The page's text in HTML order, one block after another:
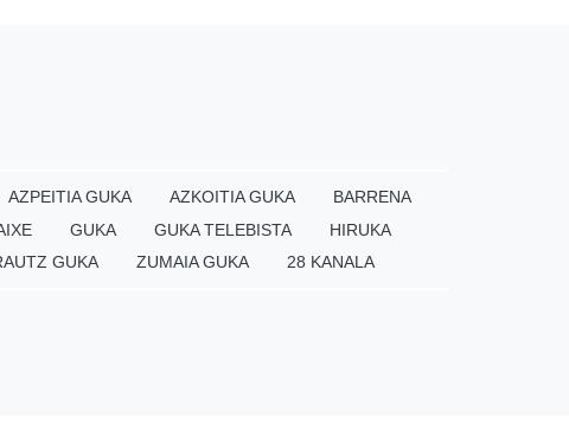
AZPEITIA GUKA AZKOITIA GUKA
BARRENA
GUKA GUKA TELEBISTA
HIRUKA
GUKA ZUMAIA GUKA 28 KANALA